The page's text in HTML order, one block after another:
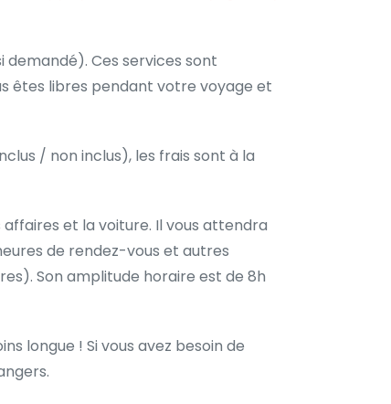
demandé). Ces services sont
êtes libres pendant votre voyage et
/ non inclus), les frais sont à la
affaires et la voiture. Il vous attendra
de rendez-vous et autres
Son amplitude horaire est de 8h
longue ! Si vous avez besoin de